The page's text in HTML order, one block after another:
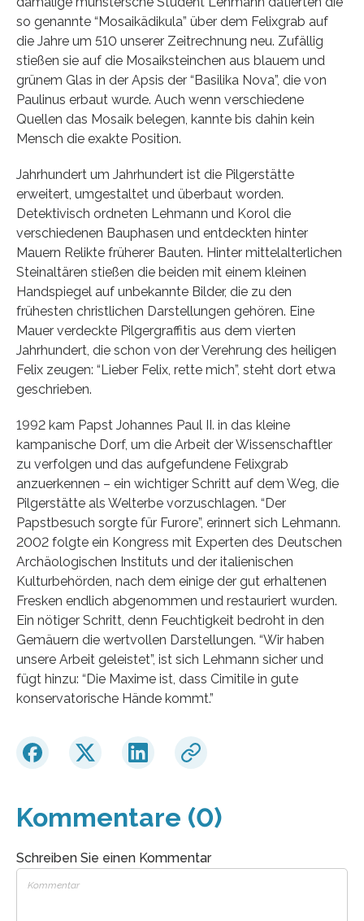
so genannte “Mosaikädikula” über dem Felixgrab auf
die Jahre um 510 unserer Zeitrechnung neu. Zufällig
stießen sie auf die Mosaiksteinchen aus blauem und
grünem Glas in der Apsis der “Basilika Nova”, die von
Paulinus erbaut wurde. Auch wenn verschiedene
Quellen das Mosaik belegen, kannte bis dahin kein
Mensch die exakte Position.
Jahrhundert um Jahrhundert ist die Pilgerstätte
erweitert, umgestaltet und überbaut worden.
Detektivisch ordneten Lehmann und Korol die
verschiedenen Bauphasen und entdeckten hinter
Mauern Relikte früherer Bauten. Hinter mittelalterlichen
Steinaltären stießen die beiden mit einem kleinen
Handspiegel auf unbekannte Bilder, die zu den
frühesten christlichen Darstellungen gehören. Eine
Mauer verdeckte Pilgergraffitis aus dem vierten
Jahrhundert, die schon von der Verehrung des heiligen
Felix zeugen: “Lieber Felix, rette mich”, steht dort etwa
geschrieben.
1992 kam Papst Johannes Paul II. in das kleine
kampanische Dorf, um die Arbeit der Wissenschaftler
zu verfolgen und das aufgefundene Felixgrab
anzuerkennen – ein wichtiger Schritt auf dem Weg, die
Pilgerstätte als Welterbe vorzuschlagen. “Der
Papstbesuch sorgte für Furore”, erinnert sich Lehmann.
2002 folgte ein Kongress mit Experten des Deutschen
Archäologischen Instituts und der italienischen
Kulturbehörden, nach dem einige der gut erhaltenen
Fresken endlich abgenommen und restauriert wurden.
Ein nötiger Schritt, denn Feuchtigkeit bedroht in den
Gemäuern die wertvollen Darstellungen. “Wir haben
unsere Arbeit geleistet”, ist sich Lehmann sicher und
fügt hinzu: “Die Maxime ist, dass Cimitile in gute
konservatorische Hände kommt.”
Kommentare (0)
Schreiben Sie einen Kommentar